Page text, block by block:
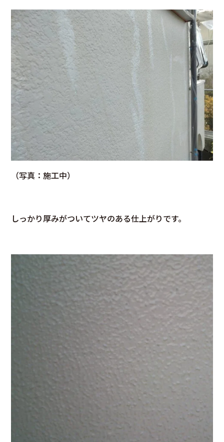
（写真：施工中）
しっかり厚みがついてツヤのある仕上がりです。